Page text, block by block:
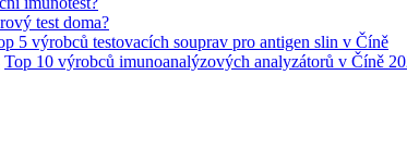
test doma?
5 výrobců testovacích souprav pro antigen slin v Číně
Top 10 výrobců imunoanalýzových analyzátorů v Číně